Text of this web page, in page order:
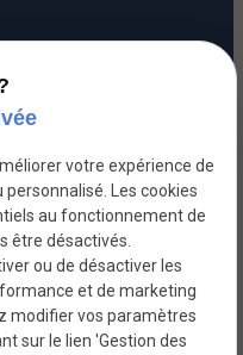
Mentions légales
votre expérience de
Les cookies
au fonctionnement de
être désactivés.
ou de désactiver les
et de marketing
modifier vos paramètres
sur le lien 'Gestion des